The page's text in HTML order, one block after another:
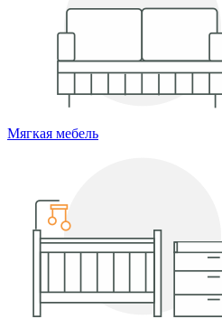
Мягкая мебель